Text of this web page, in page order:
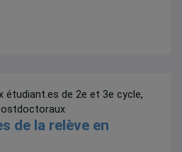
étudiant.es de 2e et 3e cycle,
de la relève en